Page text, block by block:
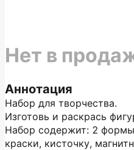
Аннотация
Набор для творчества.
Изготовь и раскрась
Набор содержит: 2 формы
краски, кисточку,
Нет в